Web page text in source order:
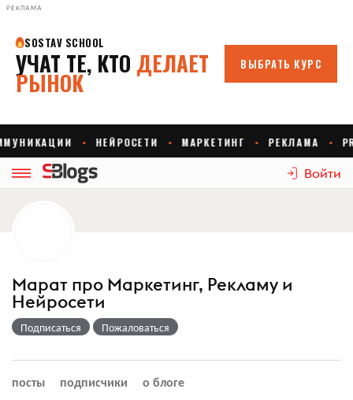
РЕКЛАМА
Войти
Марат про Маркетинг, Рекламу и
Нейросети
Подписаться Пожаловаться
посты подписчики о блоге